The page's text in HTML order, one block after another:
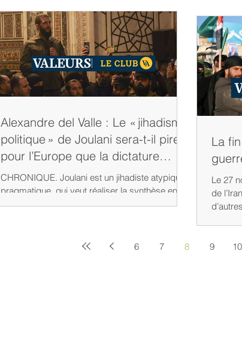
Alexandre del Valle : Le « jihadisme
politique » de Joulani sera-t-il pire
pour l’Europe que la dictature
d’Assad ?
CHRONIQUE. Joulani est un jihadiste atypique,
pragmatique, qui veut réaliser la synthèse entre
jihadisme et islam politique. Son...
La
Le 27
de
6 7 8 9 10